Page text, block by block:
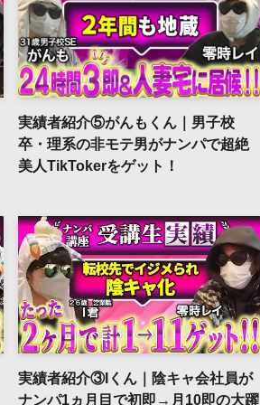
実績者紹介⑤がんもくん｜男子校
卒・理系の非モテ男がナンパで超絶
美人TikTokerをゲット！
実績者紹介③Iくん｜陰キャ会社員が
ナンパ1ヵ月目で初即→月10即の大躍